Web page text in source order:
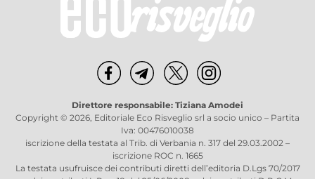
Direttore responsabile: Tiziana Amodei
Copyright © 2026, Editoriale Eco Risveglio srl a socio unico – Partita
Iva: 00476010038
iscrizione della testata al Trib. di Verbania n. 317 del 29.03.2002 –
iscrizione ROC n. 1665
La testata usufruisce dei contributi diretti dell’editoria D.Lgs 70/2017